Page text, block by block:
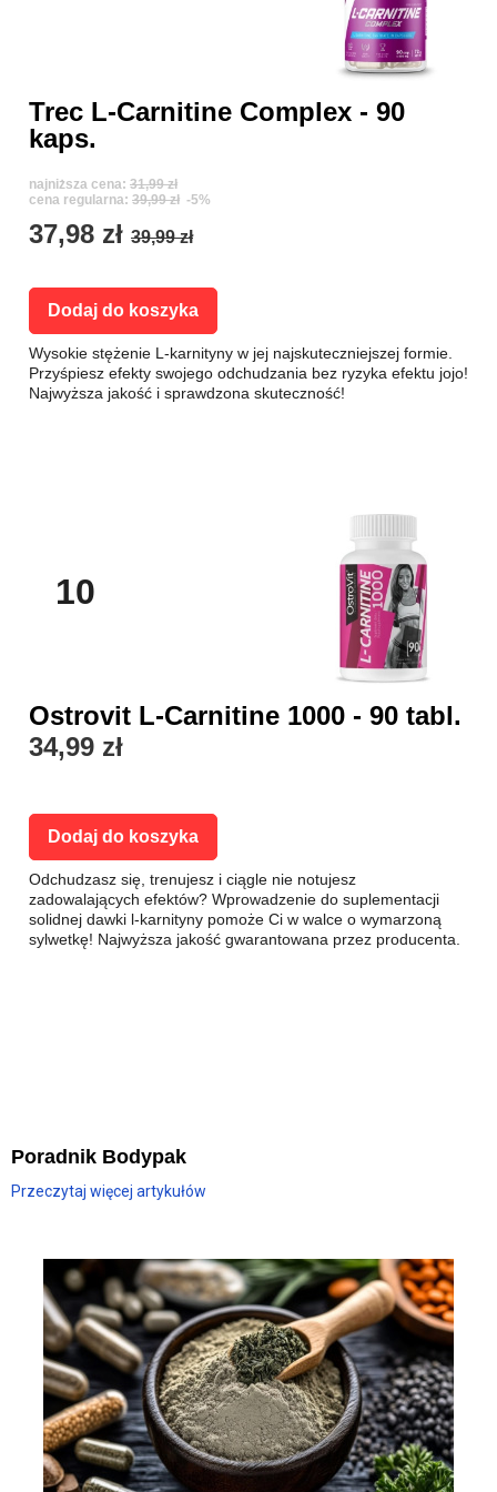
Trec L-Carnitine Complex - 90
kaps.
najniższa cena: 31,99 zł
cena regularna: 39,99 zł -5%
37,98 zł 39,99 zł
Dodaj do koszyka
Wysokie stężenie L-karnityny w jej najskuteczniejszej formie.
Przyśpiesz efekty swojego odchudzania bez ryzyka efektu jojo!
Najwyższa jakość i sprawdzona skuteczność!
10
Ostrovit L-Carnitine 1000 - 90 tabl.
34,99 zł
Dodaj do koszyka
Odchudzasz się, trenujesz i ciągle nie notujesz
zadowalających efektów? Wprowadzenie do suplementacji
solidnej dawki l-karnityny pomoże Ci w walce o wymarzoną
sylwetkę! Najwyższa jakość gwarantowana przez producenta.
Poradnik Bodypak
Przeczytaj więcej artykułów